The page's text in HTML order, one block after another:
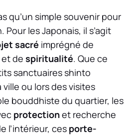
qu’un simple souvenir pour
les Japonais, il s’agit
sacré imprégné de
et de spiritualité. Que ce
sanctuaires shinto
ou lors des visites
bouddhiste du quartier, les
protectionet recherche
l’intérieur, ces porte-